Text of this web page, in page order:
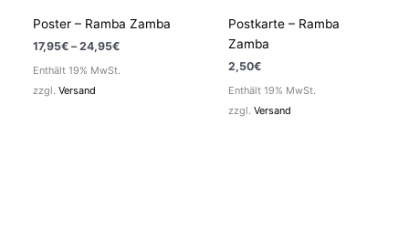
Poster – Ramba Zamba
17,95€ –24,95€Preisspanne:
bis
Enthält 19% MwSt.
zzgl.Versand
Postkarte – Ramba
Zamba
2,50€
Enthält 19% MwSt.
zzgl.Versand